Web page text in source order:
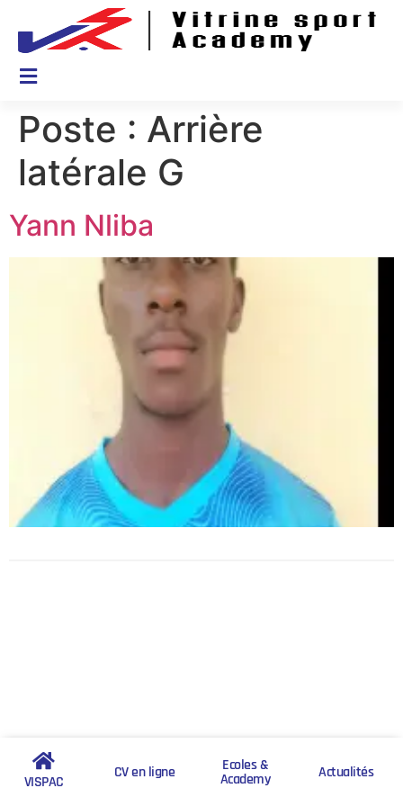
VISPAC
CV en ligne Ecoles &
Academy Actualités
Poste : Arrière
latérale G
Yann Nliba